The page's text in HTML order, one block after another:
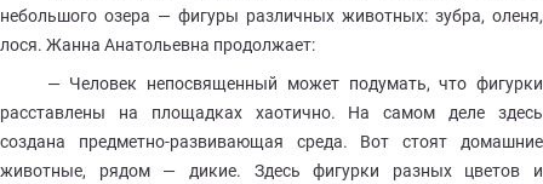
небольшого озера — фигуры различных животных: зубра, оленя,
лося. Жанна Анатольевна продолжает:
— Человек непосвященный может подумать, что фигурки
расставлены на площадках хаотично. На самом деле здесь
создана предметно-развивающая среда. Вот стоят домашние
животные, рядом — дикие. Здесь фигурки разных цветов и